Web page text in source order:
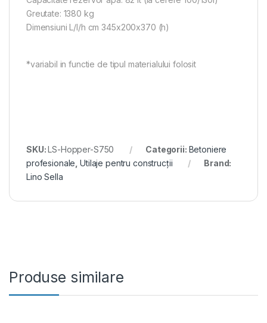
Greutate: 1380 kg
Dimensiuni L/l/h cm 345x200x370 (h)
*variabil in functie de tipul materialului folosit
SKU: LS-Hopper-S750 Categorii: Betoniere
profesionale,Utilaje pentru construcții
Brand:
Lino Sella
Produse similare